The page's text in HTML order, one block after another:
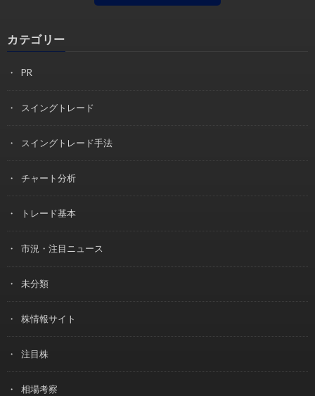
カテゴリー
PR
スイングトレード
スイングトレード手法
チャート分析
トレード基本
市況・注目ニュース
未分類
株情報サイト
注目株
相場考察